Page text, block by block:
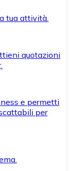
tua attività.
quotazioni
e permetti
per